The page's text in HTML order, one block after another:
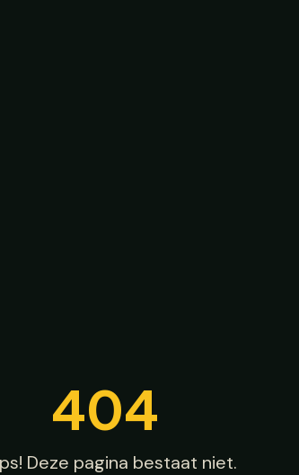
404
Deze pagina bestaat niet.